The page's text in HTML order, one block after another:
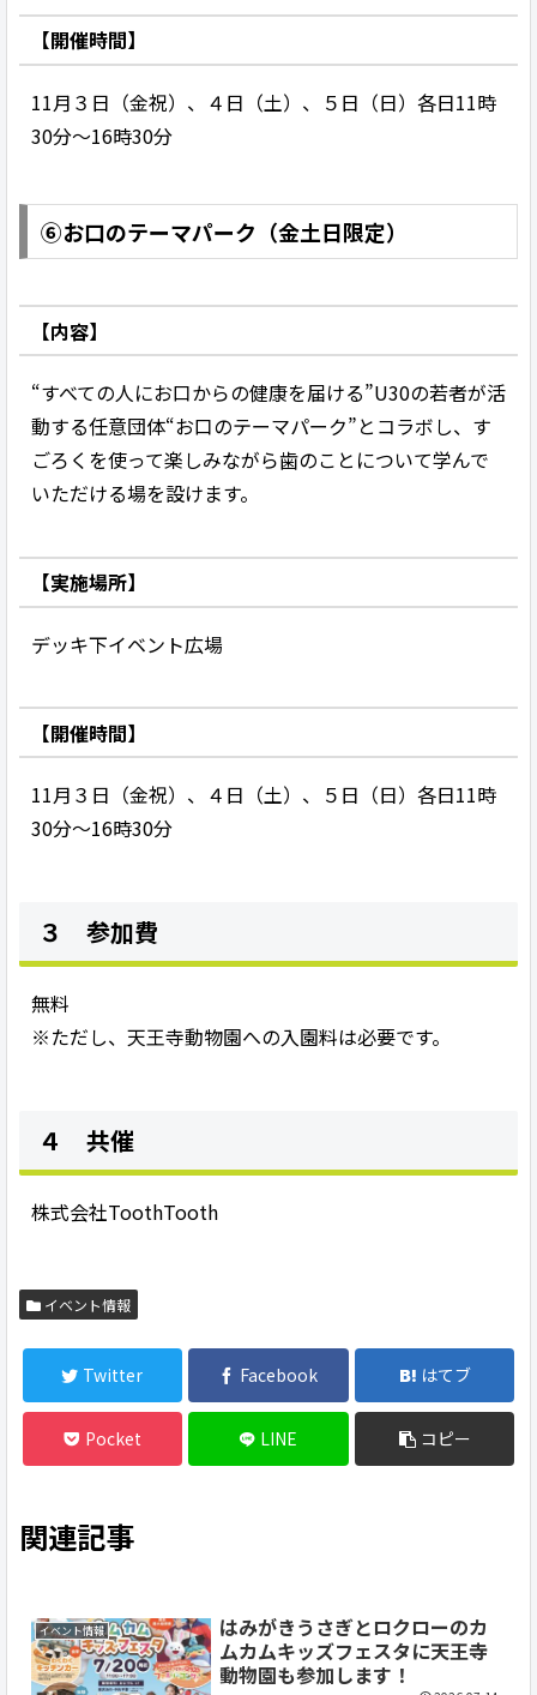
【開催時間】
11月３日（金祝）、４日（土）、５日（日）各日11時
30分～16時30分
⑥お口のテーマパーク（金土日限定）
【内容】
“すべての人にお口からの健康を届ける”U30の若者が活
動する任意団体“お口のテーマパーク”とコラボし、す
ごろくを使って楽しみながら歯のことについて学んで
いただける場を設けます。
【実施場所】
デッキ下イベント広場
【開催時間】
11月３日（金祝）、４日（土）、５日（日）各日11時
30分～16時30分
３ 参加費
無料
※ただし、天王寺動物園への入園料は必要です。
４ 共催
株式会社ToothTooth
イベント情報
Twitter Facebook はてブ
Pocket LINE コピー
関連記事
イベント情報
はみがきうさぎとロクローのカ
ムカムキッズフェスタに天王寺
動物園も参加します！